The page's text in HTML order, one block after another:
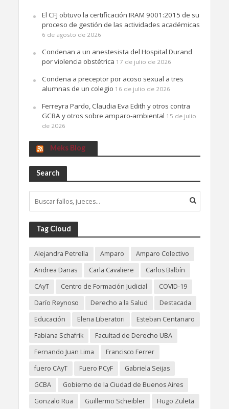
El CFJ obtuvo la certificación IRAM 9001:2015 de su
proceso de gestión de las actividades académicas
6 de agosto de 2026
Condenan a un anestesista del Hospital Durand
por violencia obstétrica 17 de julio de 2026
Condena a preceptor por acoso sexual a tres
alumnas de un colegio 16 de julio de 2026
Ferreyra Pardo, Claudia Eva Edith y otros contra
GCBA y otros sobre amparo-ambiental 15 de julio
de 2026
Meks Blog
Search
Tag Cloud
Alejandra Petrella Amparo
Amparo Colectivo
Andrea Danas
Carla Cavaliere
Carlos Balbín
CAyT
Centro de Formación Judicial
COVID-19
Darío Reynoso
Derecho a la Salud
Destacada
Educación
Elena Liberatori
Esteban Centanaro
Fabiana Schafrik
Facultad de Derecho UBA
Fernando Juan Lima
Francisco Ferrer
fuero CAyT
Fuero PCyF
Gabriela Seijas
GCBA
Gobierno de la Ciudad de Buenos Aires
Gonzalo Rua
Guillermo Scheibler
Hugo Zuleta